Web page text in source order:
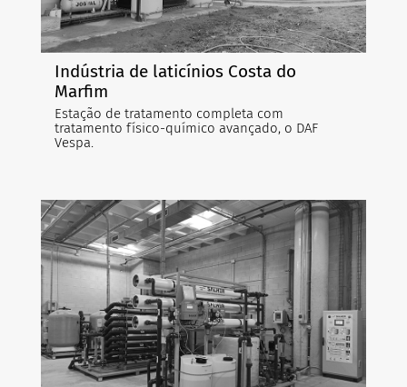
Indústria de laticínios Costa do
Marfim
Estação de tratamento completa com
tratamento físico-químico avançado, o DAF
Vespa.